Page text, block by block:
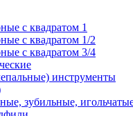
с квадратом 1
с квадратом 1/2
с квадратом 3/4
инструменты
зубильные,